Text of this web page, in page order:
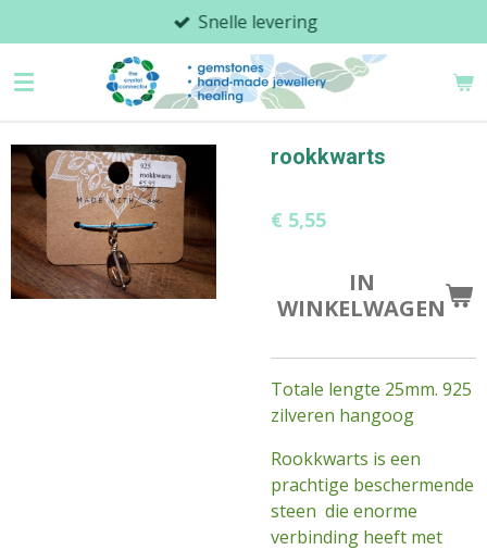
direct
naar
Snelle levering
rookkwarts
€ 5,55
IN
WINKELWAGEN
Totale lengte 25mm. 925
zilveren hangoog
Rookkwarts is een
prachtige beschermende
steen die enorme
verbinding heeft met